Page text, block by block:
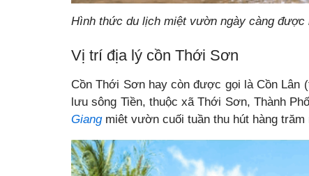
Hình thức du lịch miệt vườn ngày càng
Vị trí địa lý cồn Thới Sơn
Cồn Thới Sơn hay còn được gọi là Cồn Lân
lưu sông Tiền, thuộc xã Thới Sơn, Thành
Giangmiêt vườn cuối tuần thu hút hàng